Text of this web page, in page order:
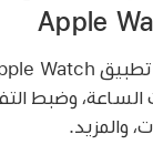
وضبط
والمزيد.